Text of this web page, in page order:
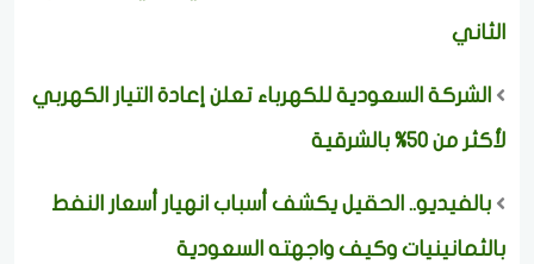
الثاني
الشركة السعودية للكهرباء تعلن إعادة التيار الكهربي
لأكثر من 50% بالشرقية
بالفيديو.. الحقيل يكشف أسباب انهيار أسعار النفط
بالثمانينيات وكيف واجهته السعودية